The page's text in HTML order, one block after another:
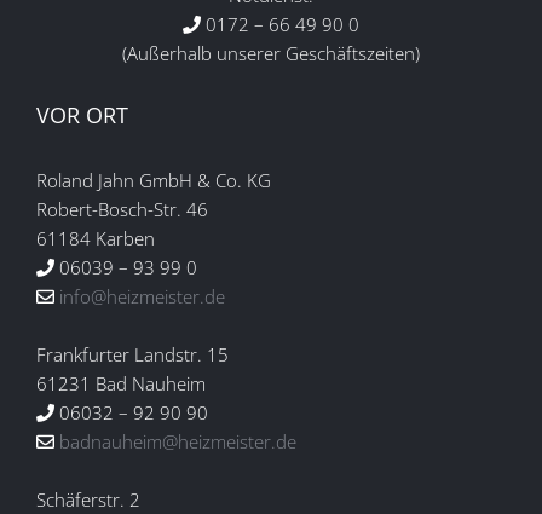
0172 – 66 49 90 0
(Außerhalb unserer Geschäftszeiten)
VOR ORT
Roland Jahn GmbH & Co. KG
Robert-Bosch-Str. 46
61184 Karben
06039 – 93 99 0
info@heizmeister.de
Frankfurter Landstr. 15
61231 Bad Nauheim
06032 – 92 90 90
badnauheim@heizmeister.de
Schäferstr. 2